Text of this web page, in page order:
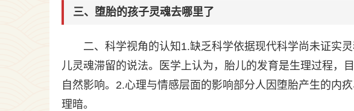
三、堕胎的孩子灵魂去哪里了
二、科学视角的认知1.缺乏科学依据现代科学尚未证实
儿灵魂滞留的说法。医学上认为，胎儿的发育是生理过程，
自然影响。2.心理与情感层面的影响部分人因堕胎产生的内
理暗。